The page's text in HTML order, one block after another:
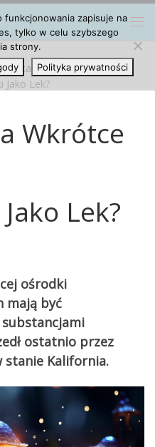
» Czy Kalifornia
Jako Lek?
Wkrótce
Lek?
ośrodki
mają być
ostatnio przez
stanie Kalifornia.
funkcjonowania zapisuje na
tylko w celu szybszego
strony.
Polityka prywatności